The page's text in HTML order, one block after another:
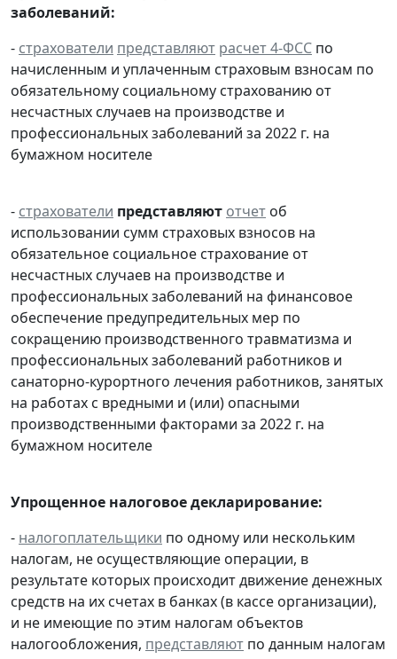
заболеваний:
- страхователи представляют расчет 4-ФСС по
начисленным и уплаченным страховым взносам по
обязательному социальному страхованию от
несчастных случаев на производстве и
профессиональных заболеваний за 2022 г. на
бумажном носителе
- страхователи представляют отчет об
использовании сумм страховых взносов на
обязательное социальное страхование от
несчастных случаев на производстве и
профессиональных заболеваний на финансовое
обеспечение предупредительных мер по
сокращению производственного травматизма и
профессиональных заболеваний работников и
санаторно-курортного лечения работников, занятых
на работах с вредными и (или) опасными
производственными факторами за 2022 г. на
бумажном носителе
Упрощенное налоговое декларирование:
- налогоплательщики по одному или нескольким
налогам, не осуществляющие операции, в
результате которых происходит движение денежных
средств на их счетах в банках (в кассе организации),
и не имеющие по этим налогам объектов
налогообложения, представляют по данным налогам